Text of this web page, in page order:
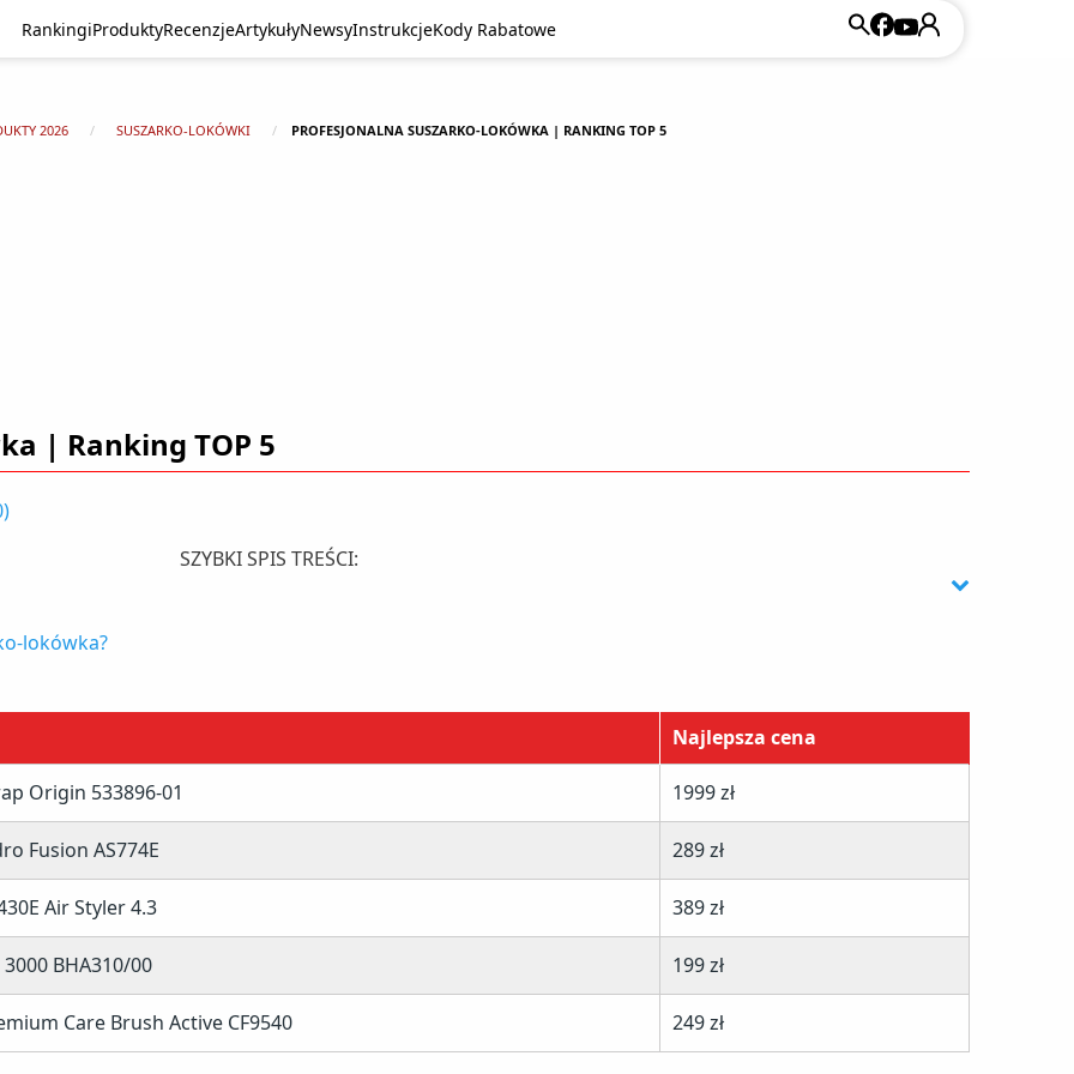
RankingiProduktyRecenzjeArtykułyNewsyInstrukcjeKody Rabatowe
2026 SUSZARKO-LOKÓWKI PROFESJONALNA SUSZARKO-LOKÓWKA | RANKING TOP 5
| Ranking TOP 5
)
SZYBKI SPIS TREŚCI:
lokówka?
Najlepsza cena
Origin 533896-01 1999 zł
Fusion AS774E 289 zł
Air Styler 4.3 389 zł
BHA310/00 199 zł
Care Brush Active CF9540 249 zł